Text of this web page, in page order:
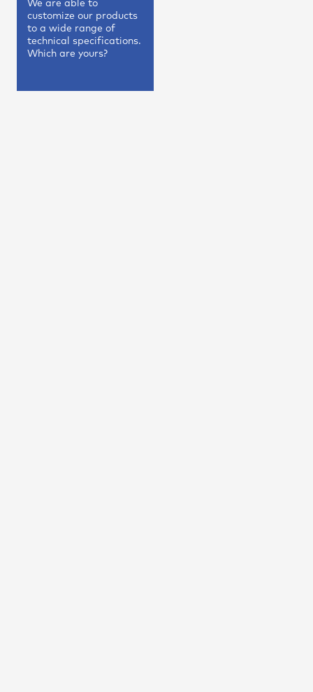
We are able to
customize our products
to a wide range of
technical specifications.
Which are yours?